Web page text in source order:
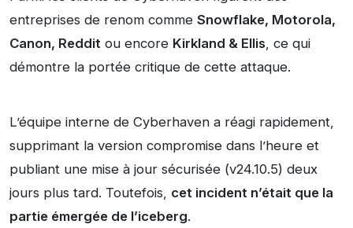
entreprises de renom comme Snowflake, Motorola,
Canon, Reddit ou encore Kirkland & Ellis, ce qui
démontre la portée critique de cette attaque.
L’équipe interne de Cyberhaven a réagi rapidement,
supprimant la version compromise dans l’heure et
publiant une mise à jour sécurisée (v24.10.5) deux
jours plus tard. Toutefois, cet incident n’était que la
partie émergée de l’iceberg.